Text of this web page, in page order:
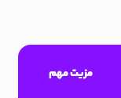
مزیت مهم